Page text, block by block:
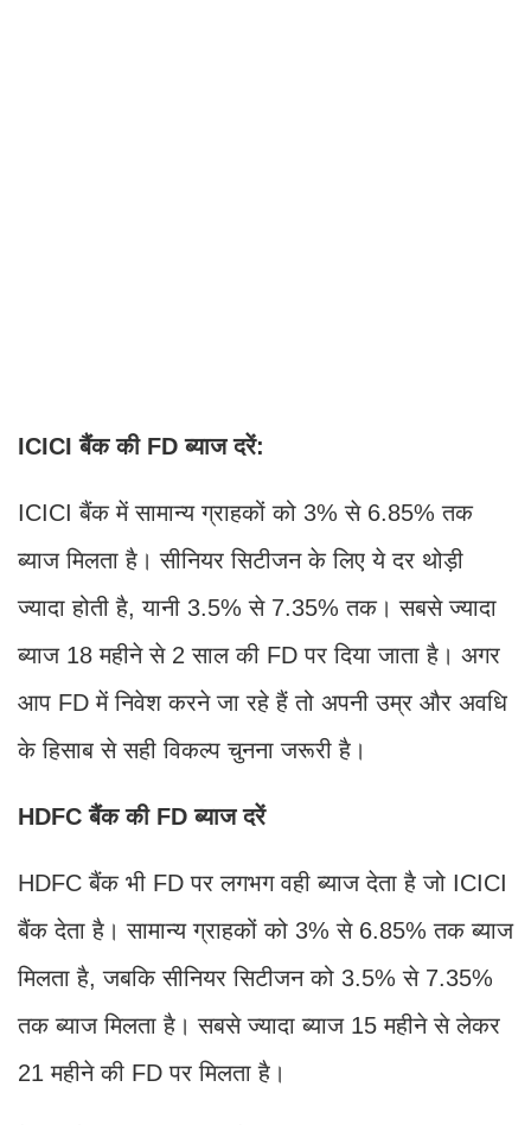
ICICI बैंक की FD ब्याज दरें:
ICICI बैंक में सामान्य ग्राहकों को 3% से 6.85% तक
ब्याज मिलता है। सीनियर सिटीजन के लिए ये दर थोड़ी
ज्यादा होती है, यानी 3.5% से 7.35% तक। सबसे ज्यादा
ब्याज 18 महीने से 2 साल की FD पर दिया जाता है। अगर
आप FD में निवेश करने जा रहे हैं तो अपनी उम्र और अवधि
के हिसाब से सही विकल्प चुनना जरूरी है।
HDFC बैंक की FD ब्याज दरें
HDFC बैंक भी FD पर लगभग वही ब्याज देता है जो ICICI
बैंक देता है। सामान्य ग्राहकों को 3% से 6.85% तक ब्याज
मिलता है, जबकि सीनियर सिटीजन को 3.5% से 7.35%
तक ब्याज मिलता है। सबसे ज्यादा ब्याज 15 महीने से लेकर
21 महीने की FD पर मिलता है।